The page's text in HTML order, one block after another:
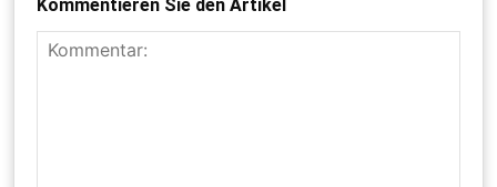
Kommentieren Sie den Artikel